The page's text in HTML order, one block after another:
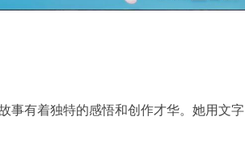
事有着独特的感悟和创作才华。她用文字